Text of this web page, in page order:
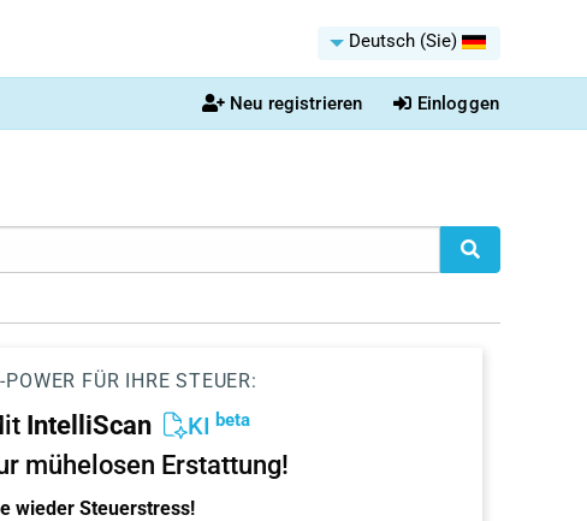
Deutsch (Sie)
Neu registrieren Einloggen
POWER FÜR IHRE STEUER:
IntelliScan KI beta
mühelosen Erstattung!
wieder Steuerstress!